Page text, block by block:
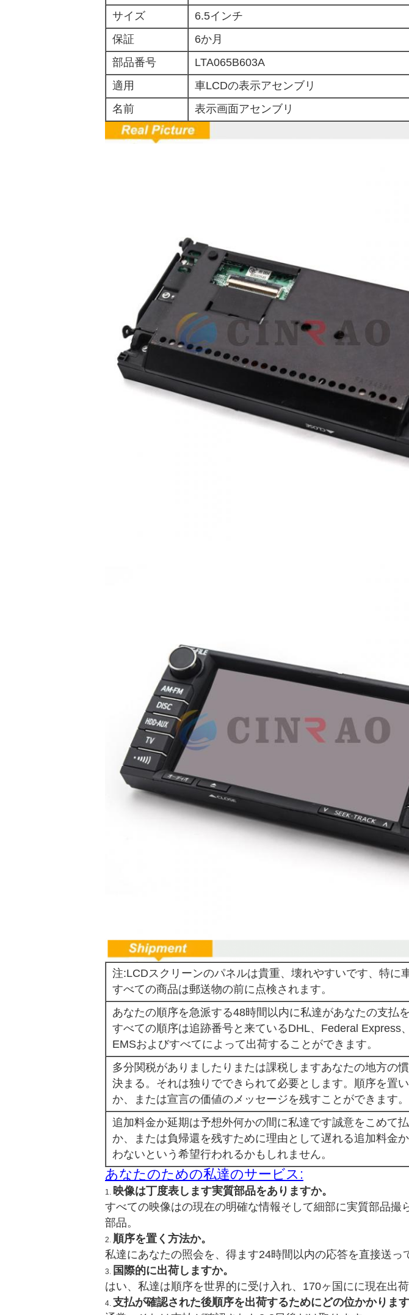
サイズ
6.5インチ
保証
6か月
部品番号
LTA065B603A
適用
車LCDの表示アセンブリ
名前
表示画面アセンブリ
注:LCDスクリーンのパネルは貴重、壊れやすいです、特に
すべての商品は郵送物の前に点検されます。
あなたの順序を急派する48時間以内に私達があなたの支払
すべての順序は追跡番号と来ているDHL、Federal Express
EMSおよびすべてによって出荷することができます。
多分関税がありましたりまたは課税しますあなたの地方の
決まる。それは独りでできられて必要とします。順序を置
か、または宣言の価値のメッセージを残すことができます。
追加料金か延期は予想外何かの間に私達です誠意をこめて
か、または負帰還を残すために理由として遅れる追加料金
わないという希望行われるかもしれません。
あなたのための私達のサービス:
1. 映像は丁度表します実質部品をありますか。
すべての映像はの現在の明確な情報そして細部に実質部品撮
部品。
2. 順序を置く方法か。
私達にあなたの照会を、得ます24時間以内の応答を直接送っ
3. 国際的に出荷しますか。
はい、私達は順序を世界的に受け入れ、170ヶ国にに現在出荷
4. 支払が確認された後順序を出荷するためにどの位かかります